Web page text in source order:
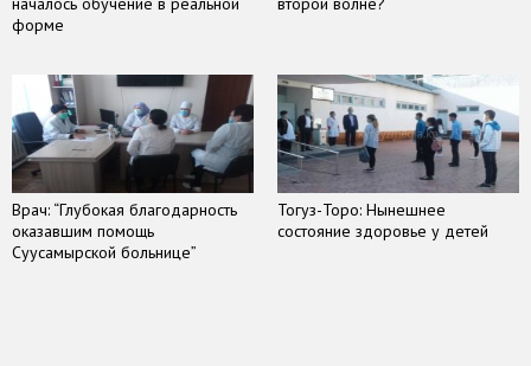
форме
Врач: “Глубокая благодарность
оказавшим помощь
Суусамырской больнице”
Тогуз-Торо: Нынешнее
состояние здоровье у детей